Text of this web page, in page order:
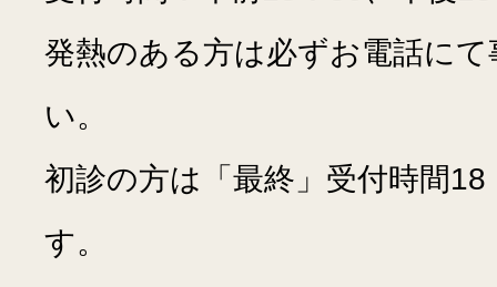
発熱のある方は必ずお電話に
い。
初診の方は「最終」受付時間
す。